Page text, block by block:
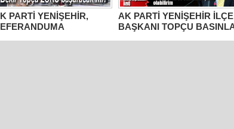
PARTİ YENİŞEHİR, AK PARTİ YENİŞEHİR İLÇE
BAŞKANI TOPÇU